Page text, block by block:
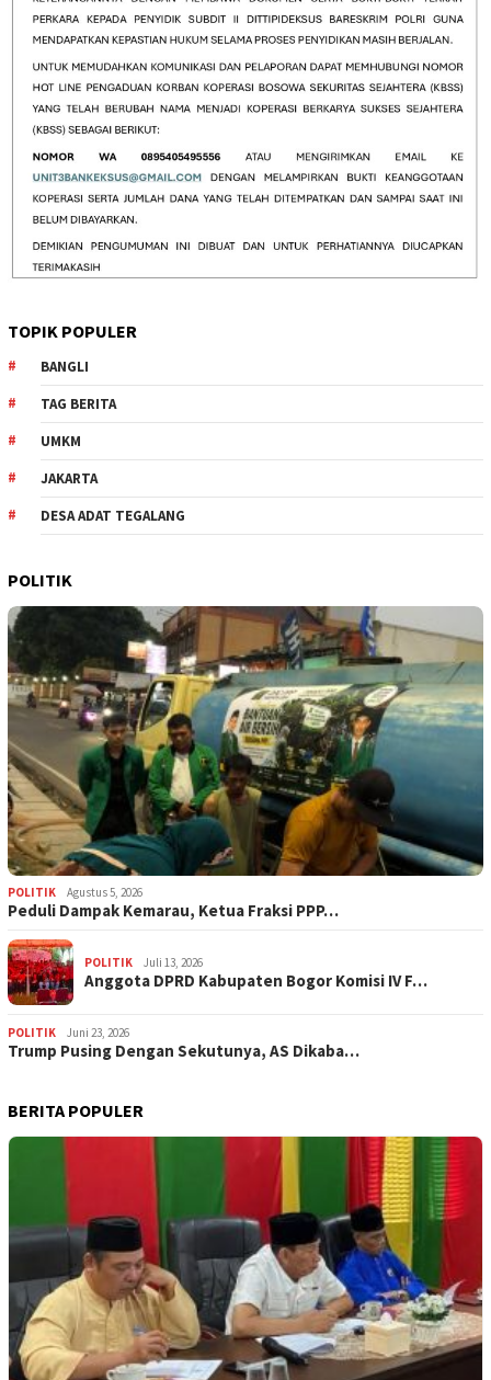
TOPIK POPULER
BANGLI
TAG BERITA
UMKM
JAKARTA
DESA ADAT TEGALANG
POLITIK
POLITIK Agustus 5, 2026
‎Peduli Dampak Kemarau, Ketua Fraksi PPP…
POLITIK Juli 13, 2026
Anggota DPRD Kabupaten Bogor Komisi IV F…
POLITIK Juni 23, 2026
Trump Pusing Dengan Sekutunya, AS Dikaba…
BERITA POPULER